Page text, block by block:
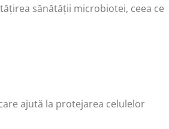
sănătății microbiotei, ceea ce
ajută la protejarea celulelor